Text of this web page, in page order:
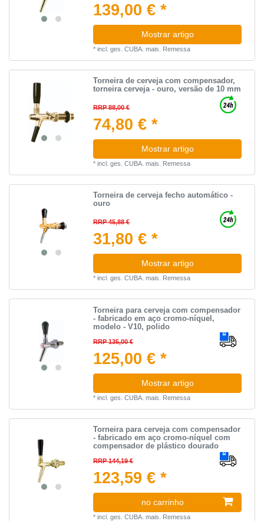
139,00 € *
Mostrar artigo
*incl. ges. CUBA. mais. Remessa
Torneira de cerveja com compensador,
torneira cerveja - ouro, versão de 10 mm
RRP 88,00 €
74,80 € *
Mostrar artigo
*incl. ges. CUBA. mais. Remessa
Torneira de cerveja fecho automático -
ouro
RRP 45,88 €
31,80 € *
Mostrar artigo
*incl. ges. CUBA. mais. Remessa
Torneira para cerveja com compensador
- fabricado em aço cromo-níquel,
modelo - V10, polido
RRP 135,00 €
125,00 € *
Mostrar artigo
*incl. ges. CUBA. mais. Remessa
Torneira para cerveja com compensador
- fabricado em aço cromo-níquel com
compensador de plástico dourado
RRP 144,19 €
123,59 € *
no carrinho
*incl. ges. CUBA. mais. Remessa